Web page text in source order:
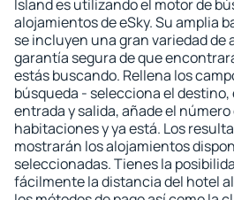
Island es utilizando el motor de
alojamientos de eSky. Su amplia
se incluyen una gran variedad de
garantía segura de que
estás buscando. Rellena los
búsqueda - selecciona el destino,
entrada y salida, añade el
habitaciones y ya está. Los
mostrarán los alojamientos
seleccionadas. Tienes la
fácilmente la distancia del hotel